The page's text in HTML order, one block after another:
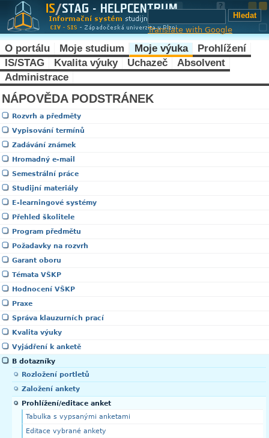
Translate with Google
O portálu Moje studium Moje výuka
Prohlížení
IS/STAG
Kvalita výuky Uchazeč
Absolvent
Administrace
NÁPOVĚDA PODSTRÁNEK
Rozvrh a předměty
Vypisování termínů
Zadávání známek
Hromadný e-mail
Semestrální práce
Studijní materiály
E-learningové systémy
Přehled školitele
Program předmětu
Požadavky na rozvrh
Garant oboru
Témata VŠKP
Hodnocení VŠKP
Praxe
Správa klauzurních prací
Kvalita výuky
Vyjádření k anketě
B dotazníky
Rozložení portletů
Založení ankety
Prohlížení/editace anket
Tabulka s vypsanými anketami
Editace vybrané ankety